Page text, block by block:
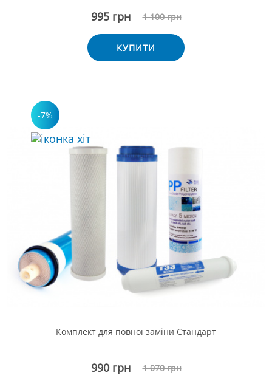
995 грн 1 100 грн
КУПИТИ
-7%
Комплект для повної заміни Стандарт
990 грн 1 070 грн